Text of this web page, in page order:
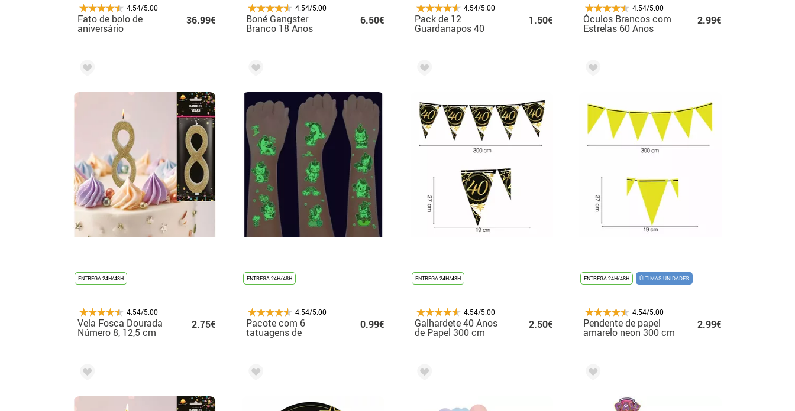
4.54/5.00
Fato de bolo de
aniversário
36.99€
4.54/5.00
Boné Gangster
Branco 18 Anos
6.50€
4.54/5.00
Pack de 12
Guardanapos 40
Anos de 33X33 cm
1.50€
4.54/5.00
Óculos Brancos com
Estrelas 60 Anos
2.99€
ENTREGA 24H/48H
4.54/5.00
Vela Fosca Dourada
Número 8, 12,5 cm
2.75€
ENTREGA 24H/48H
4.54/5.00
Pacote com 6
tatuagens de
unicórnio
0.99€
ENTREGA 24H/48H
4.54/5.00
Galhardete 40 Anos
de Papel 300 cm
19X27 cm
2.50€
ENTREGA 24H/48H ÚLTIMAS UNIDADES
4.54/5.00
Pendente de papel
amarelo neon 300 cm
2.99€